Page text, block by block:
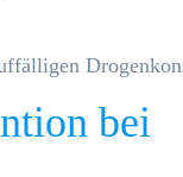
bei